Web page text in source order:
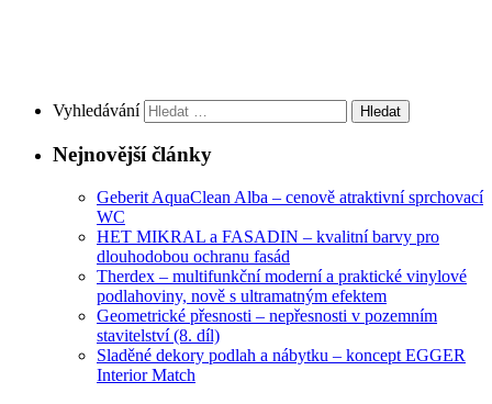
Vyhledávání
Nejnovější články
Geberit AquaClean Alba – cenově atraktivní sprchovací
WC
HET MIKRAL a FASADIN – kvalitní barvy pro
dlouhodobou ochranu fasád
Therdex – multifunkční moderní a praktické vinylové
podlahoviny, nově s ultramatným efektem
Geometrické přesnosti – nepřesnosti v pozemním
stavitelství (8. díl)
Sladěné dekory podlah a nábytku – koncept EGGER
Interior Match